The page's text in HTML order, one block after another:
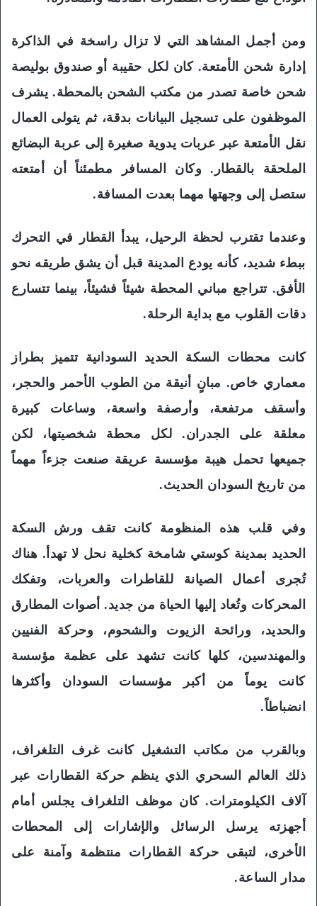
ومن أجمل المشاهد التي لا تزال راسخة في الذاكرة
إدارة شحن الأمتعة. كان لكل حقيبة أو صندوق بوليصة
شحن خاصة تصدر من مكتب الشحن بالمحطة. يشرف
الموظفون على تسجيل البيانات بدقة، ثم يتولى العمال
نقل الأمتعة عبر عربات يدوية صغيرة إلى عربة البضائع
الملحقة بالقطار. وكان المسافر مطمئناً أن أمتعته
ستصل إلى وجهتها مهما بعدت المسافة.
وعندما تقترب لحظة الرحيل، يبدأ القطار في التحرك
ببطء شديد، كأنه يودع المدينة قبل أن يشق طريقه نحو
الأفق. تتراجع مباني المحطة شيئاً فشيئاً، بينما تتسارع
دقات القلوب مع بداية الرحلة.
كانت محطات السكة الحديد السودانية تتميز بطراز
معماري خاص. مبانٍ أنيقة من الطوب الأحمر والحجر،
وأسقف مرتفعة، وأرصفة واسعة، وساعات كبيرة
معلقة على الجدران. لكل محطة شخصيتها، لكن
جميعها تحمل هيبة مؤسسة عريقة صنعت جزءاً مهماً
من تاريخ السودان الحديث.
وفي قلب هذه المنظومة كانت تقف ورش السكة
الحديد بمدينة كوستي شامخة كخلية نحل لا تهدأ. هناك
تُجرى أعمال الصيانة للقاطرات والعربات، وتفكك
المحركات وتُعاد إليها الحياة من جديد. أصوات المطارق
والحديد، ورائحة الزيوت والشحوم، وحركة الفنيين
والمهندسين، كلها كانت تشهد على عظمة مؤسسة
كانت يوماً من أكبر مؤسسات السودان وأكثرها
انضباطاً.
وبالقرب من مكاتب التشغيل كانت غرف التلغراف،
ذلك العالم السحري الذي ينظم حركة القطارات عبر
آلاف الكيلومترات. كان موظف التلغراف يجلس أمام
أجهزته يرسل الرسائل والإشارات إلى المحطات
الأخرى، لتبقى حركة القطارات منتظمة وآمنة على
مدار الساعة.